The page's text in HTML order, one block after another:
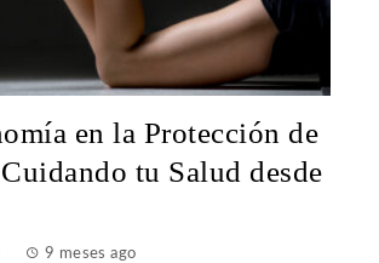
en la Protección de
tu Salud desde
9 meses ago